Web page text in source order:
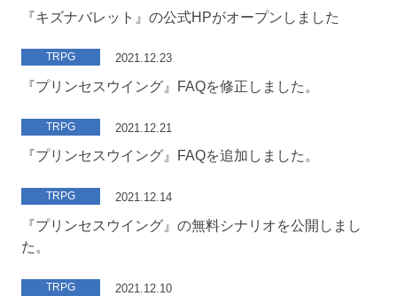
『キズナバレット』の公式HPがオープンしました
TRPG 2021.12.23
『プリンセスウイング』FAQを修正しました。
TRPG 2021.12.21
『プリンセスウイング』FAQを追加しました。
TRPG 2021.12.14
『プリンセスウイング』の無料シナリオを公開しまし
た。
TRPG 2021.12.10